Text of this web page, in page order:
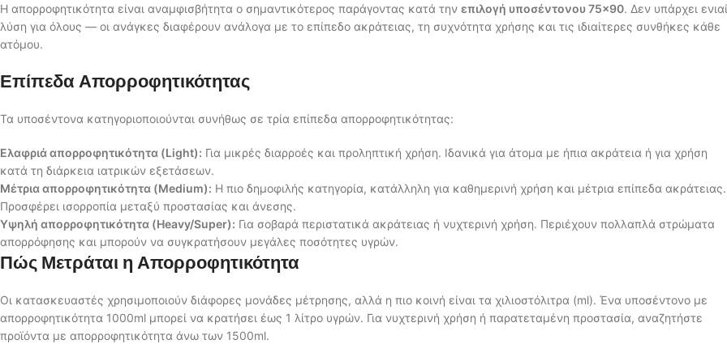
Η απορροφητικότητα είναι αναμφισβήτητα ο σημαντικότερος παράγοντας κατά την επιλογή υποσέντονου 75×90. Δεν υπάρχει
λύση για όλους — οι ανάγκες διαφέρουν ανάλογα με το επίπεδο ακράτειας, τη συχνότητα χρήσης και τις ιδιαίτερες συνθήκες κάθε
ατόμου.
Επίπεδα Απορροφητικότητας
Τα υποσέντονα κατηγοριοποιούνται συνήθως σε τρία επίπεδα απορροφητικότητας:
Ελαφριά απορροφητικότητα (Light): Για μικρές διαρροές και προληπτική χρήση. Ιδανικά για άτομα με ήπια ακράτεια ή για χρήση
κατά τη διάρκεια ιατρικών εξετάσεων.
Μέτρια απορροφητικότητα (Medium): Η πιο δημοφιλής κατηγορία, κατάλληλη για καθημερινή χρήση και μέτρια επίπεδα ακράτειας.
Προσφέρει ισορροπία μεταξύ προστασίας και άνεσης.
Υψηλή απορροφητικότητα (Heavy/Super): Για σοβαρά περιστατικά ακράτειας ή νυχτερινή χρήση. Περιέχουν πολλαπλά στρώματα
απορρόφησης και μπορούν να συγκρατήσουν μεγάλες ποσότητες υγρών.
Πώς Μετράται η Απορροφητικότητα
Οι κατασκευαστές χρησιμοποιούν διάφορες μονάδες μέτρησης, αλλά η πιο κοινή είναι τα χιλιοστόλιτρα (ml). Ένα υποσέντονο με
απορροφητικότητα 1000ml μπορεί να κρατήσει έως 1 λίτρο υγρών. Για νυχτερινή χρήση ή παρατεταμένη προστασία, αναζητήστε
προϊόντα με απορροφητικότητα άνω των 1500ml.